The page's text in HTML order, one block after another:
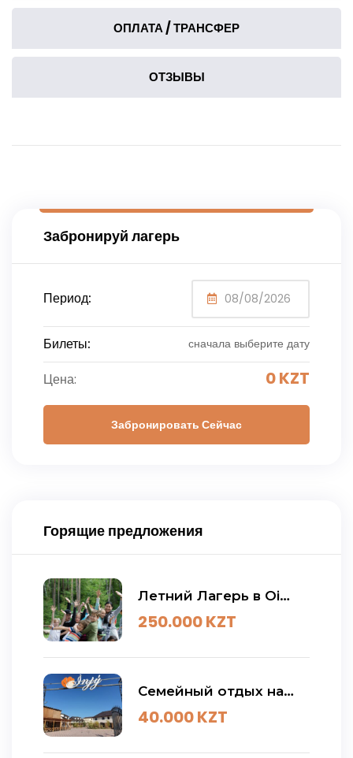
ОПЛАТА / ТРАНСФЕР
ОТЗЫВЫ
Забронируй лагерь
Период:
Билеты: сначала выберите дату
Цена: 0KZT
Забронировать Сейчас
Горящие предложения
Летний Лагерь в Oi
Qaragai
250.000KZT
Семейный отдых на
Алаколе / База отдыха
40.000KZT